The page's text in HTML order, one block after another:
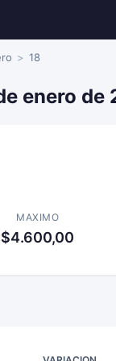
18
enero de
MAXIMO
$4.600,00